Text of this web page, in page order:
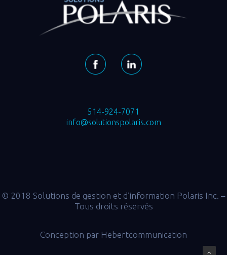
514-924-7071
info@solutionspolaris.com
© 2018 Solutions de gestion et d’information Polaris Inc. –
Tous droits réservés
Conception par Hebertcommunication